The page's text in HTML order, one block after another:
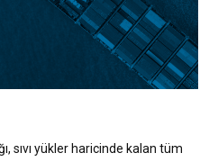
sıvı yükler haricinde kalan tüm